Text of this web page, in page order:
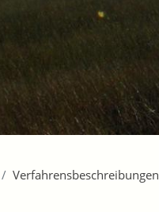
Verfahrensbeschreibungen